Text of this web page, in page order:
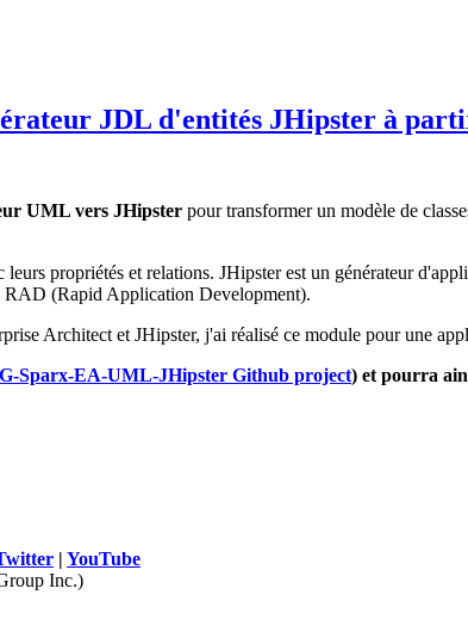
JDL d'entités JHipster à
UML vers JHipster pour transformer un modèle de
propriétés et relations. JHipster est un générateur
RAD (Rapid Application Development).
Architect et JHipster, j'ai réalisé ce module pour une
Sparx-EA-UML-JHipster Github project) et pourra
| YouTube
Inc.)